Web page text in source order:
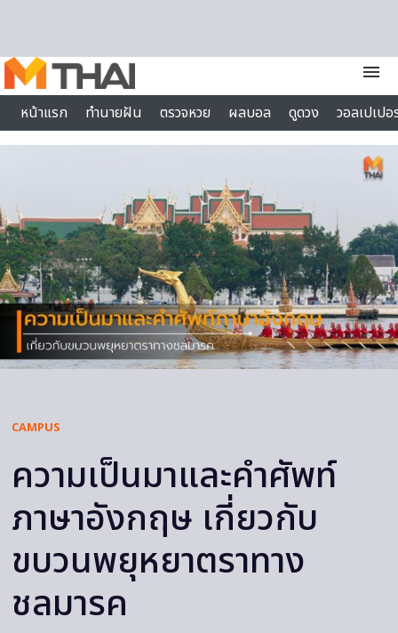
menu
หน้าแรก
ทำนายฝัน ตรวจหวย ผลบอล ดูดวง
วอลเปเป
ไลฟ์สไตล์
CAMPUS
ความเป็นมาและคำศัพท์
ภาษาอังกฤษ เกี่ยวกับ
ขบวนพยุหยาตราทาง
ชลมารค